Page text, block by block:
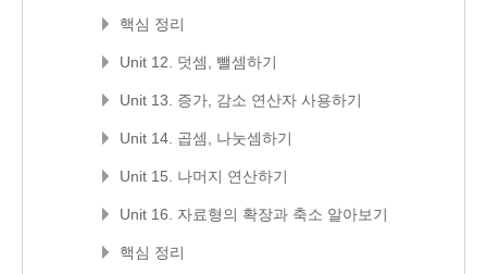
핵심 정리
Unit 12. 덧셈, 뺄셈하기
Unit 13. 증가, 감소 연산자 사용하기
Unit 14. 곱셈, 나눗셈하기
Unit 15. 나머지 연산하기
Unit 16. 자료형의 확장과 축소 알아보기
핵심 정리